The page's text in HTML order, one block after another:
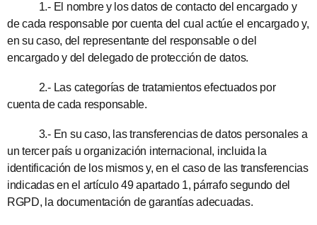
1.- El nombre y los datos de contacto del encargado y
de cada responsable por cuenta del cual actúe el encargado y,
en su caso, del representante del responsable o del
encargado y del delegado de protección de datos.
2.- Las categorías de tratamientos efectuados por
cuenta de cada responsable.
3.- En su caso, las transferencias de datos personales a
un tercer país u organización internacional, incluida la
identificación de los mismos y, en el caso de las transferencias
indicadas en el artículo 49 apartado 1, párrafo segundo del
RGPD, la documentación de garantías adecuadas.